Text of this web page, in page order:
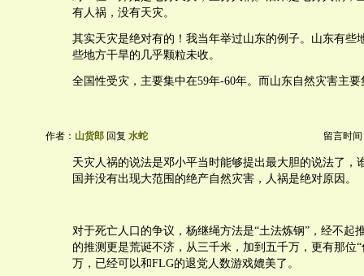
有人祸，没有天灾。
其实天灾是绝对有的！我当年举过山东的例子。山东有些
些地方干旱的几乎颗粒未收。
全国性受灾，主要集中在59年-60年。而山东自然灾害主要
作者： 山货郎 回复 水蛇 留言时间
天灾人祸的说法是邓小平当时能够提出最大胆的说法了，
国并没有出现大范围的绝产自然灾害，人祸是绝对原因。
对于死亡人口的争议，杨继绳方法是“土法炼钢”，经不起
的推测更是荒诞不济，从三千米，加到五千万，更有那位
万，已经可以和FLG的退党人数游戏媲美了。